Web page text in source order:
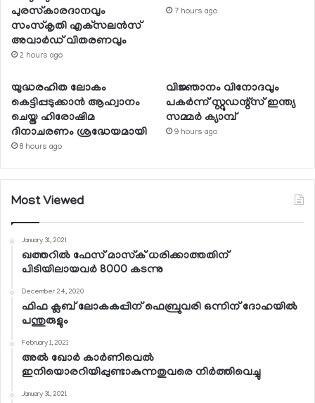
പുരസ്‌കാരദാനവും
സംസ്‌കൃതി എക്‌സലന്‍സ്
അവാര്‍ഡ് വിതരണവും
2 hours ago
7 hours ago
യുദ്ധരഹിത ലോകം
കെട്ടിപ്പടുക്കാന്‍ ആഹ്വാനം
ചെയ്ത ഹിരോഷിമ
ദിനാചരണം ശ്രദ്ധേയമായി
8 hours ago
വിജ്ഞാനം വിനോദവും
പകര്‍ന്ന് സ്റ്റുഡന്റ്‌സ് ഇന്ത്യ
സമ്മര്‍ ക്യാമ്പ്
9 hours ago
Most Viewed
January 31, 2021
ഖത്തറില്‍ ഫേസ് മാസ്‌ക് ധരിക്കാത്തതിന്
പിടിയിലായവര്‍ 8000 കടന്നു
December 24, 2020
ഫിഫ ക്ലബ് ലോകകപ്പിന് ഫെബ്രുവരി ഒന്നിന് ദോഹയില്‍
പന്തുരുളും
February 1, 2021
അല്‍ ഖോര്‍ കാര്‍ണിവെല്‍
ഇനിയൊരറിയിപ്പുണ്ടാകുന്നതുവരെ നിര്‍ത്തിവെച്ചു
January 31, 2021